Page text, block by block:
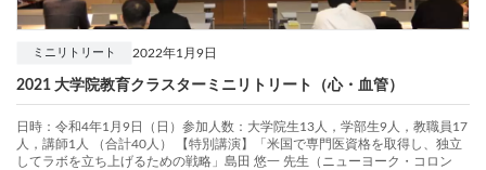
2022年1月9日
ミニリトリート
2021 大学院教育クラスターミニリトリート（心・血管）
日時：令和4年1月9日（日）参加人数：大学院生13人，学部生9人，教職員17
人，講師1人 （合計40人） 【特別講演】「米国で専門医資格を取得し、独立
してラボを立ち上げるための戦略」島田 悠一 先生（ニューヨーク・コロン